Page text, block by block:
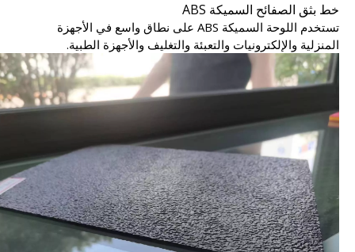
خط بثق الصفائح السميكة ABS
تستخدم اللوحة السميكة ABS على نطاق واسع في الأجهزة
المنزلية والإلكترونيات والتعبئة والتغليف والأجهزة الطبية.